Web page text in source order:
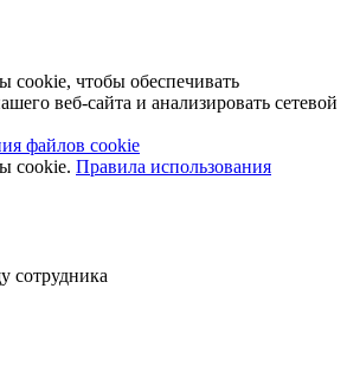
чтобы обеспечивать
веб-сайта и анализировать сетевой
файлов cookie
cookie. Правила использования
сотрудника